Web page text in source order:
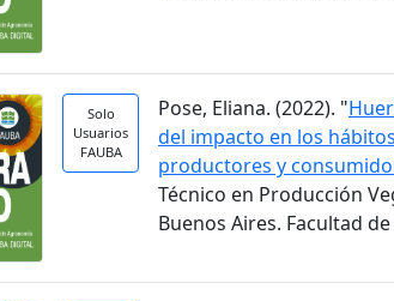
Solo
Usuarios
FAUBA
Pose, Eliana. (2022). "
del impacto en los
productores y
Técnico en Producción
Buenos Aires. Facultad